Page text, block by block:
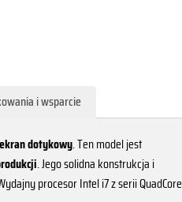
i wsparcie
dotykowy. Ten model jest
. Jego solidna konstrukcja i
procesor Intel i7 z serii QuadCore